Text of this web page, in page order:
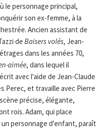
le personnage principal,
son ex-femme, à la
Ancien assistant de
de Baisers volés, Jean-
dans les années 70,
aimée, dans lequel il
avec l'aide de Jean-Claude
Perec, et travaille avec Pierre
précise, élégante,
rois. Adam, qui place
personnage d'enfant, paraît